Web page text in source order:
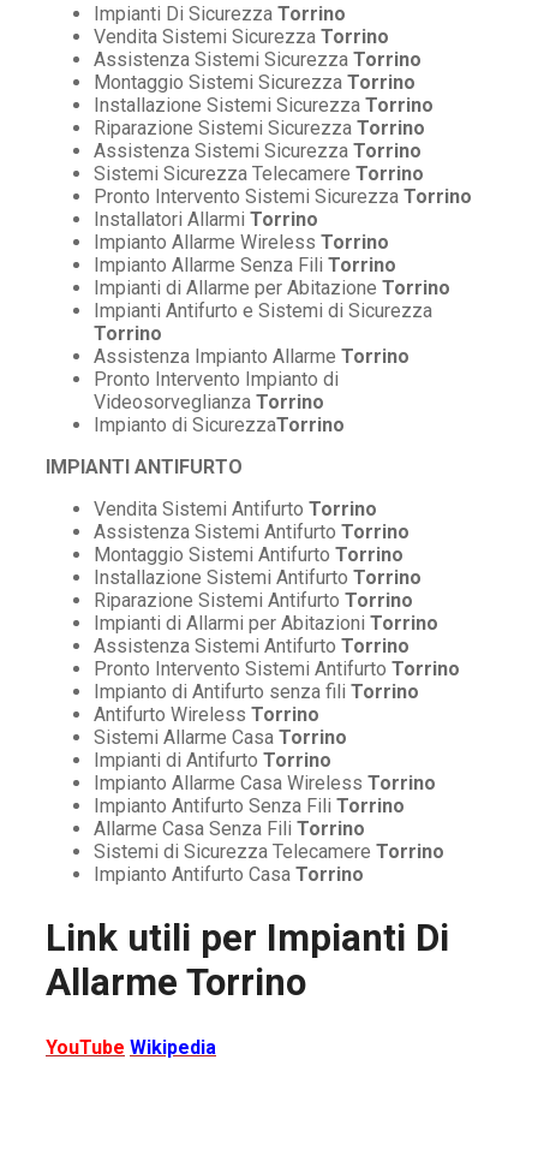
Impianti Di Sicurezza Torrino
Vendita Sistemi Sicurezza Torrino
Assistenza Sistemi Sicurezza Torrino
Montaggio Sistemi Sicurezza Torrino
Installazione Sistemi Sicurezza Torrino
Riparazione Sistemi Sicurezza Torrino
Assistenza Sistemi Sicurezza Torrino
Sistemi Sicurezza Telecamere Torrino
Pronto Intervento Sistemi Sicurezza Torrino
Installatori Allarmi Torrino
Impianto Allarme Wireless Torrino
Impianto Allarme Senza Fili Torrino
Impianti di Allarme per Abitazione Torrino
Impianti Antifurto e Sistemi di Sicurezza
Torrino
Assistenza Impianto Allarme Torrino
Pronto Intervento Impianto di
Videosorveglianza Torrino
Impianto di SicurezzaTorrino
IMPIANTI ANTIFURTO
Vendita Sistemi Antifurto Torrino
Assistenza Sistemi Antifurto Torrino
Montaggio Sistemi Antifurto Torrino
Installazione Sistemi Antifurto Torrino
Riparazione Sistemi Antifurto Torrino
Impianti di Allarmi per Abitazioni Torrino
Assistenza Sistemi Antifurto Torrino
Pronto Intervento Sistemi Antifurto Torrino
Impianto di Antifurto senza fili Torrino
Antifurto Wireless Torrino
Sistemi Allarme Casa Torrino
Impianti di Antifurto Torrino
Impianto Allarme Casa Wireless Torrino
Impianto Antifurto Senza Fili Torrino
Allarme Casa Senza Fili Torrino
Sistemi di Sicurezza Telecamere Torrino
Impianto Antifurto Casa Torrino
Link utili per Impianti Di
Allarme Torrino
YouTube Wikipedia